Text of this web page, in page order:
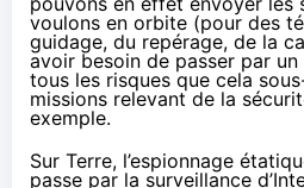
voulons en orbite (pour des
guidage, du repérage, de la
avoir besoin de passer par
tous les risques que cela
missions relevant de la
exemple.
Sur Terre, l’espionnage
passe par la surveillance